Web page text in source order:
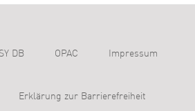
DB OPAC Impressum
Erklärung zur Barrierefreiheit